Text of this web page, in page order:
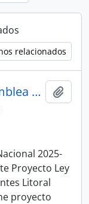
relacionados
Sesion de Pleno No. 028 Asamblea Nacional 2025-2027
2025-
Proyecto Ley
Litoral
proyecto